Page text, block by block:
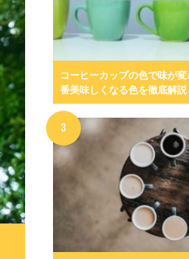
コーヒーカップの色で味が
番美味しくなる色を徹底解説